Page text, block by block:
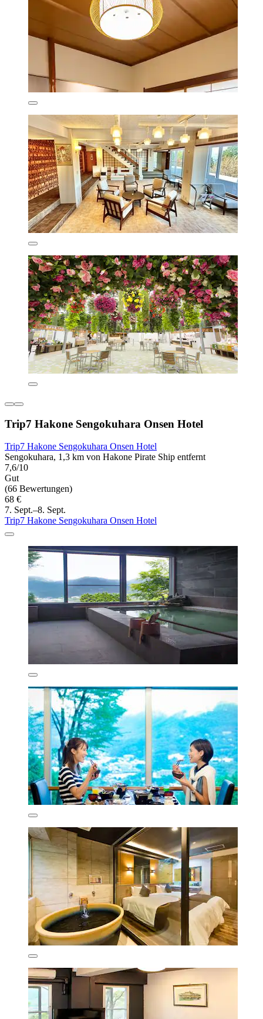
Trip7 Hakone Sengokuhara Onsen Hotel
Trip7 Hakone Sengokuhara Onsen Hotel
Sengokuhara, 1,3 km von Hakone Pirate Ship entfernt
7,6/10
Gut
(66 Bewertungen)
68 €
7. Sept.–8. Sept.
Trip7 Hakone Sengokuhara Onsen Hotel